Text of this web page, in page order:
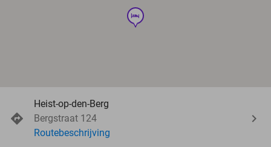
hotel
Heist-op-den-Berg
Bergstraat 124
Routebeschrijving